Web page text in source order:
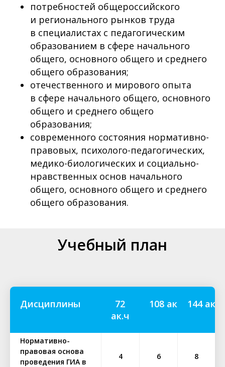
потребностей общероссийского
и регионального рынков труда
в специалистах с педагогическим
образованием в сфере начального
общего, основного общего и среднего
общего образования;
отечественного и мирового опыта
в сфере начального общего, основного
общего и среднего общего
образования;
современного состояния нормативно-
правовых, психолого-педагогических,
медико-биологических и социально-
нравственных основ начального
общего, основного общего и среднего
общего образования.
Учебный план
Дисциплины
72
ак.ч
108 ак.ч 144 ак.ч
Нормативно-
правовая основа
проведения ГИА в
4 6 8